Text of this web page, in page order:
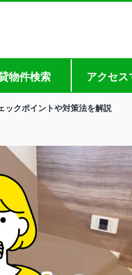
物件検索 アクセス
ックポイントや対策法を解説